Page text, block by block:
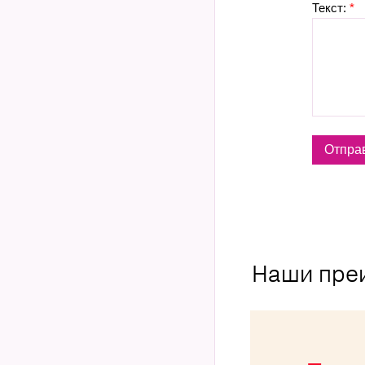
Текст: *
Наши